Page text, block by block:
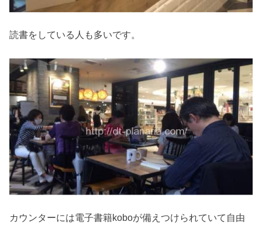
読書をしている人も多いです。
カウンターには電子書籍koboが備えつけられていて自由